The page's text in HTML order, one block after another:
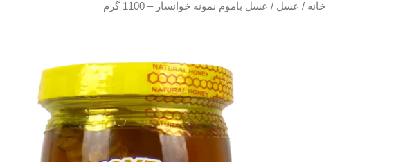
خانه / عسل / عسل باموم نمونه خوانسار – 1100 گرم